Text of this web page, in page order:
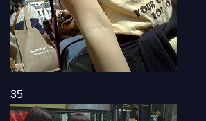
35